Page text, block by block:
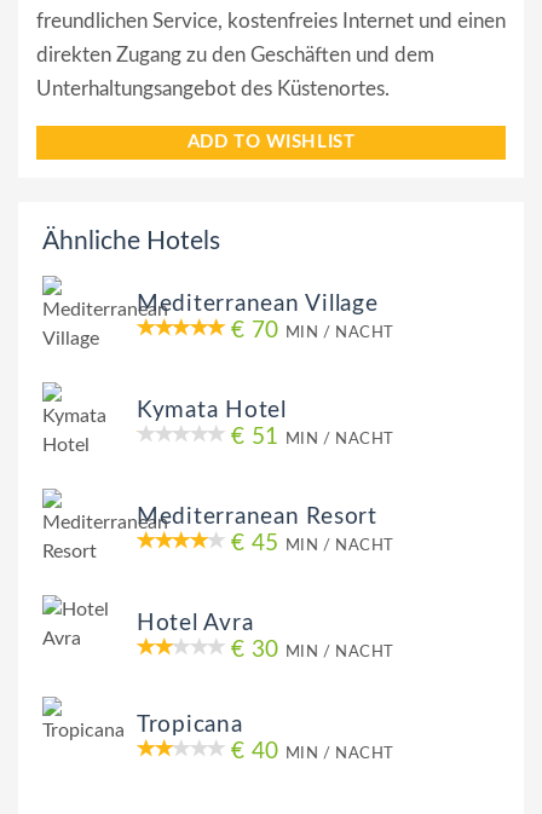
freundlichen Service, kostenfreies Internet und einen
direkten Zugang zu den Geschäften und dem
Unterhaltungsangebot des Küstenortes.
ADD TO WISHLIST
Ähnliche Hotels
Mediterranean Village
€ 70 MIN / NACHT
Kymata Hotel
€ 51
MIN / NACHT
Mediterranean Resort
€ 45
MIN / NACHT
Hotel Avra
€ 30 MIN / NACHT
Tropicana
€ 40 MIN / NACHT